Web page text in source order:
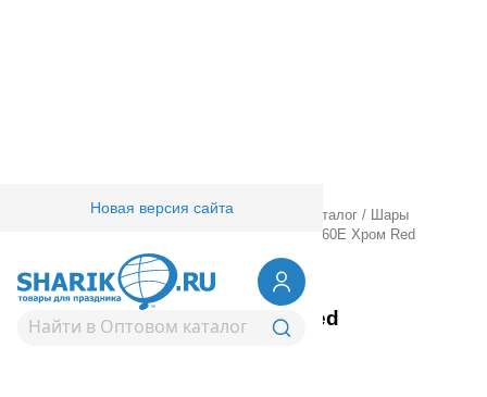
Новая версия сайта
Товары для праздника/ Оптовый каталог /
Шары
ШДМ 260Е Хром Red
1107-0863ШДМ 260Е Хром Red